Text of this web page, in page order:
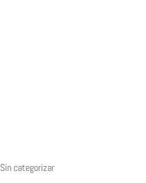
Sin categorizar